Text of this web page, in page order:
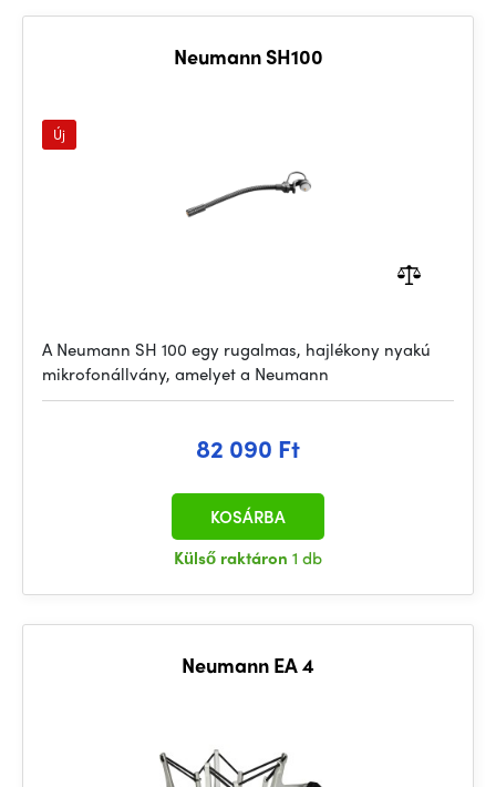
Neumann SH100
Új
A Neumann SH 100 egy rugalmas, hajlékony nyakú
mikrofonállvány, amelyet a Neumann
82 090 Ft
Külső raktáron 1 db
KOSÁRBA
Neumann EA 4